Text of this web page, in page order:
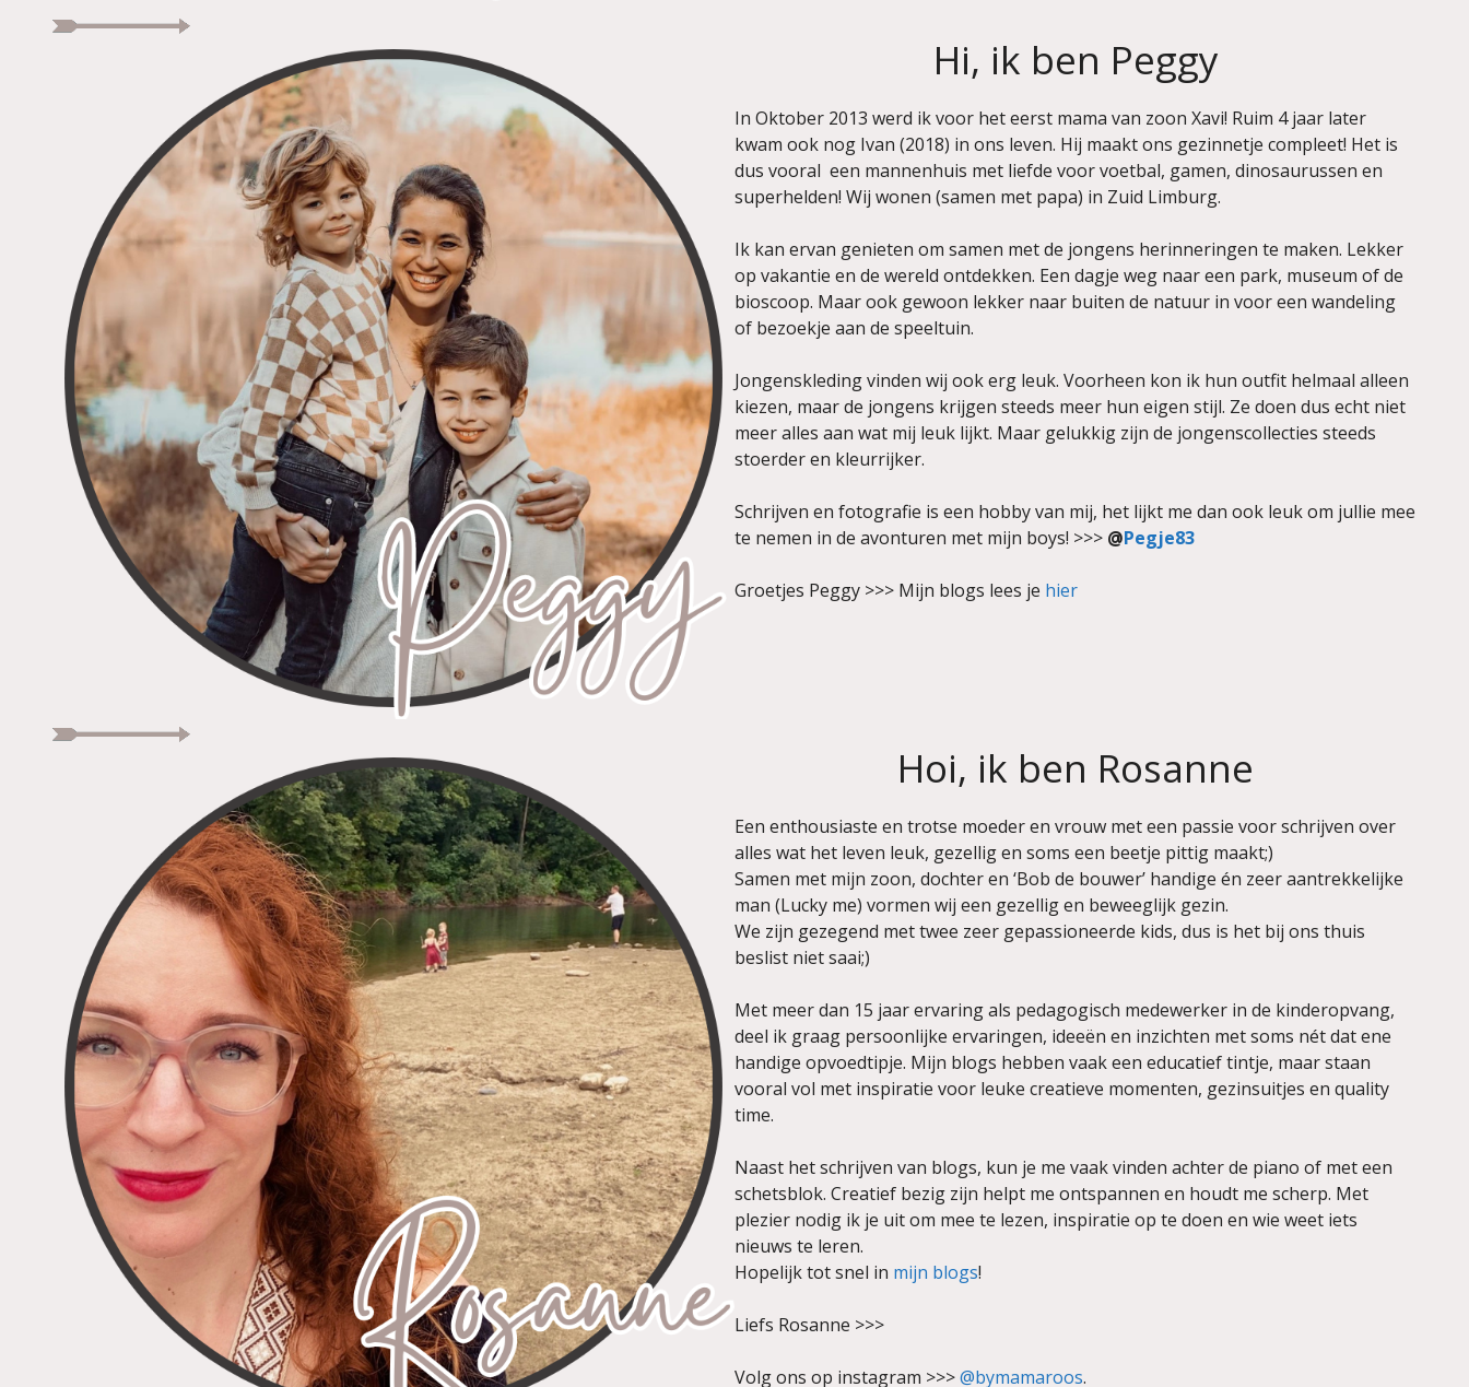
Hi, ik ben Peggy
In Oktober 2013 werd ik voor het eerst mama van zoon Xavi! Ruim 4 jaar later
kwam ook nog Ivan (2018) in ons leven. Hij maakt ons gezinnetje compleet! Het is
dus vooral een mannenhuis met liefde voor voetbal, gamen, dinosaurussen en
superhelden! Wij wonen (samen met papa) in Zuid Limburg.
Ik kan ervan genieten om samen met de jongens herinneringen te maken. Lekker
op vakantie en de wereld ontdekken. Een dagje weg naar een park, museum of de
bioscoop. Maar ook gewoon lekker naar buiten de natuur in voor een wandeling
of bezoekje aan de speeltuin.
Jongenskleding vinden wij ook erg leuk. Voorheen kon ik hun outfit helmaal alleen
kiezen, maar de jongens krijgen steeds meer hun eigen stijl. Ze doen dus echt niet
meer alles aan wat mij leuk lijkt. Maar gelukkig zijn de jongenscollecties steeds
stoerder en kleurrijker.
Schrijven en fotografie is een hobby van mij, het lijkt me dan ook leuk om jullie mee
te nemen in de avonturen met mijn boys! >>> @Pegje83
Groetjes Peggy >>> Mijn blogs lees je hier
Hoi, ik ben Rosanne
Een enthousiaste en trotse moeder en vrouw met een passie voor schrijven over
alles wat het leven leuk, gezellig en soms een beetje pittig maakt;)
Samen met mijn zoon, dochter en ‘Bob de bouwer’ handige én zeer aantrekkelijke
man (Lucky me) vormen wij een gezellig en beweeglijk gezin.
We zijn gezegend met twee zeer gepassioneerde kids, dus is het bij ons thuis
beslist niet saai;)
Met meer dan 15 jaar ervaring als pedagogisch medewerker in de kinderopvang,
deel ik graag persoonlijke ervaringen, ideeën en inzichten met soms nét dat ene
handige opvoedtipje. Mijn blogs hebben vaak een educatief tintje, maar staan
vooral vol met inspiratie voor leuke creatieve momenten, gezinsuitjes en quality
time.
Naast het schrijven van blogs, kun je me vaak vinden achter de piano of met een
schetsblok. Creatief bezig zijn helpt me ontspannen en houdt me scherp. Met
plezier nodig ik je uit om mee te lezen, inspiratie op te doen en wie weet iets
nieuws te leren.
Hopelijk tot snel in mijn blogs!
Liefs Rosanne >>>
Volg ons op instagram >>>@bymamaroos.